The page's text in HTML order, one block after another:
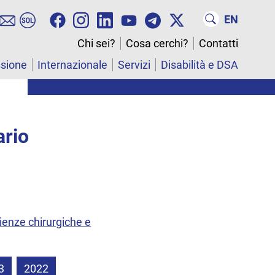
EN
Chi sei?
Cosa cerchi?
Contatti
Internazionale Servizi Disabilità e DSA
chirurgiche e
2022